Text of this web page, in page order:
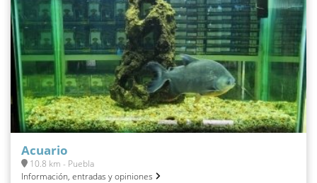
Acuario
10.8 km - Puebla
Información, entradas y opiniones